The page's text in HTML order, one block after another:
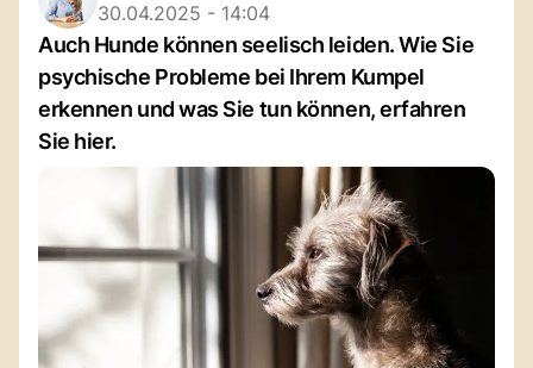
30.04.2025 - 14:04
Auch Hunde können seelisch leiden. Wie Sie
psychische Probleme bei Ihrem Kumpel
erkennen und was Sie tun können, erfahren
Sie hier.